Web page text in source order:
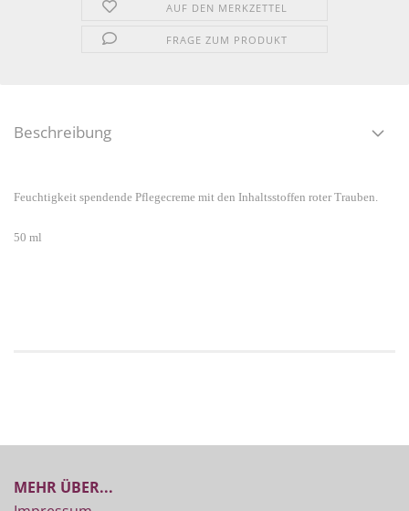
AUF DEN MERKZETTEL
FRAGE ZUM PRODUKT
Beschreibung
Feuchtigkeit spendende Pflegecreme mit den Inhaltsstoffen roter Trauben.
50 ml
MEHR ÜBER...